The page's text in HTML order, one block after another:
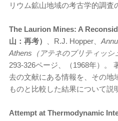
リウム鉱山地域の考古学的調査
The Laurion Mines: A
山：再考）
、R.J. Hopper、
Athens（アテネのブリティッシ
293-326ページ、（1968年）。
去の文献にある情報を、その地
ものと比較した結果について説
Attempt at Thermodynamic